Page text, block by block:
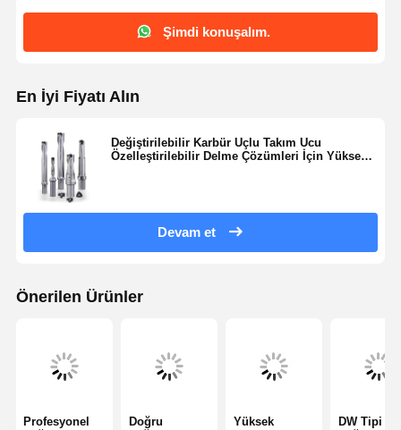
Şimdi konuşalım.
En İyi Fiyatı Alın
Değiştirilebilir Karbür Uçlu Takım Ucu
Özelleştirilebilir Delme Çözümleri İçin Yüksek
Devam et
Önerilen Ürünler
Profesyonel
Doğru
Yüksek
DW Tipi